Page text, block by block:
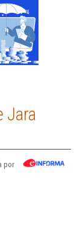
Jara
por